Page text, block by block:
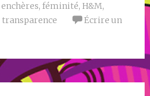
enchères, féminité, H&M,
transparence
Écrire un